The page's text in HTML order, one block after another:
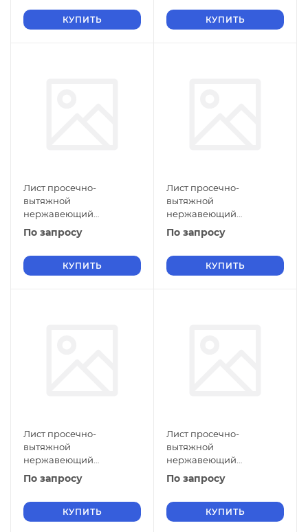
КУПИТЬ КУПИТЬ
Лист просечно-
вытяжной
нержавеющий
5х1400х1500 мм ПВЛ 306
12Х17 ТУ 36-26.11-5-89
По запросу
КУПИТЬ
Лист просечно-
вытяжной
нержавеющий
5х1250х3000 мм ПВЛ 306
12Х17 ТУ 36-26.11-5-89
По запросу
КУПИТЬ
Лист просечно-
вытяжной
нержавеющий
5х1100х2500 мм ПВЛ 306
12Х17 ТУ 36-26.11-5-89
По запросу
КУПИТЬ
Лист просечно-
вытяжной
нержавеющий
5х1000х2000 мм ПВЛ 306
12Х17 ТУ 36-26.11-5-89
По запросу
КУПИТЬ